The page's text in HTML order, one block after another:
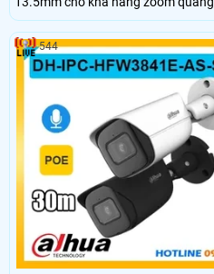
điều chỉnh góc nhìn. Hỗ trợ đèn
sáng trắng cho quan sát màu ban
Mic tích hợp ghi âm tình huống thực
AI SMD nâng cao phân biệt người
cảnh báo sai cho giám sát liên tục.
544